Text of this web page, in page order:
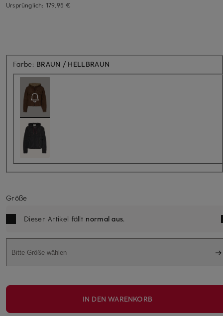
Ursprünglich: 179,95 €
Farbe: BRAUN / HELLBRAUN
Größe
Dieser Artikel fällt normal aus.
Bitte Größe wählen
IN DEN WARENKORB